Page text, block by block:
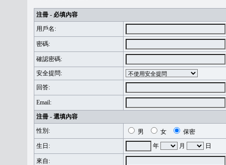
注冊 - 必填內容
用戶名:
密碼:
確認密碼:
安全提問:
回答:
Email:
注冊 - 選填內容
性別:
男 女
保密
生日:
年 月 日
來自: